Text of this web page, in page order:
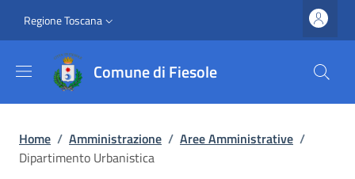
Slim top
Regione Toscana
Comune di Fiesole
Briciole di pane
Home / Amministrazione / Aree Amministrative /
Dipartimento Urbanistica